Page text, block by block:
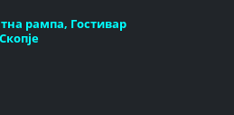
рампа, Гостивар